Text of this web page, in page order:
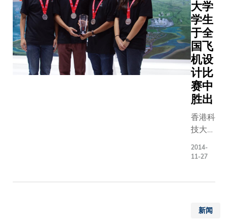
今年的
卓越核
心课程
奖得奖
课程是
「身份
认同全
球化：
从边界
跨越到
领域重
由人文
先生任
大学
学生
于全
国飞
机设
计比
赛中
胜出
香港科
技大学
五名机
生，早
2014-
11-27
新闻